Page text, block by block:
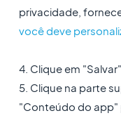
privacidade,
você deve
4. Clique em "Salvar"
5. Clique na parte
"Conteúdo do app"